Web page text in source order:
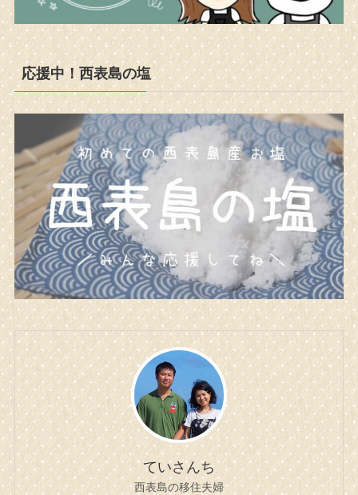
応援中！西表島の塩
ていさんち
西表島の移住夫婦